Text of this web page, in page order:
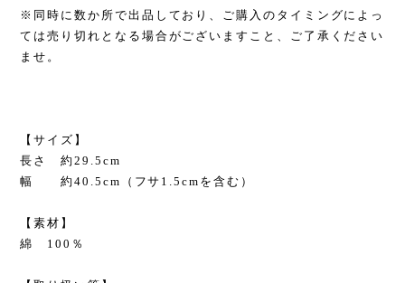
※同時に数か所で出品しており、ご購入のタイミングによっ
ては売り切れとなる場合がございますこと、ご了承ください
ませ。
【サイズ】
長さ 約29.5cm
幅 約40.5cm（フサ1.5cmを含む）
【素材】
綿 100％